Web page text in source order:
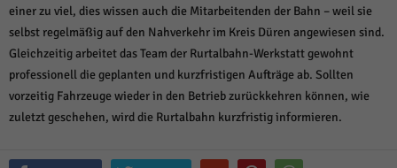
einer zu viel, dies wissen auch die Mitarbeitenden der Bahn – weil sie
selbst regelmäßig auf den Nahverkehr im Kreis Düren angewiesen sind.
Gleichzeitig arbeitet das Team der Rurtalbahn-Werkstatt gewohnt
professionell die geplanten und kurzfristigen Aufträge ab. Sollten
vorzeitig Fahrzeuge wieder in den Betrieb zurückkehren können, wie
zuletzt geschehen, wird die Rurtalbahn kurzfristig informieren.